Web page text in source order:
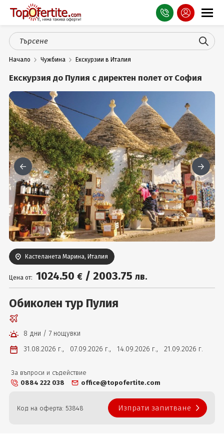
Оферти
СПА
Планина
Море
Чужбина
Празници
Турция
Гърция
Услуги
Вход
Начало Чужбина Екскурзии в Италия
Екскурзия до Пулия с директен полет от София
Кастеланета Марина, Италия
Цена от: 1024.50 € / 2003.75 лв.
Обиколен тур Пулия
8 дни / 7 нощувки
31.08.2026 г., 07.09.2026 г., 14.09.2026 г., 21.09.2026 г.
За въпроси и съдействие
0884 222 038
office@topofertite.com
Код на оферта: 53848 Изпрати запитване